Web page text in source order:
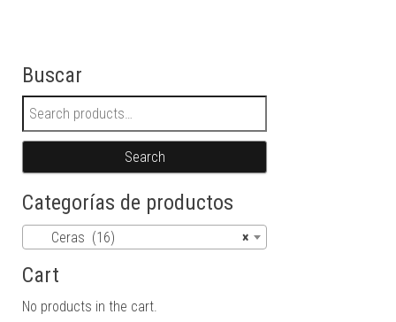
Buscar
Search for:
Search
Categorías de productos
×
Ceras (16)
Cart
No products in the cart.